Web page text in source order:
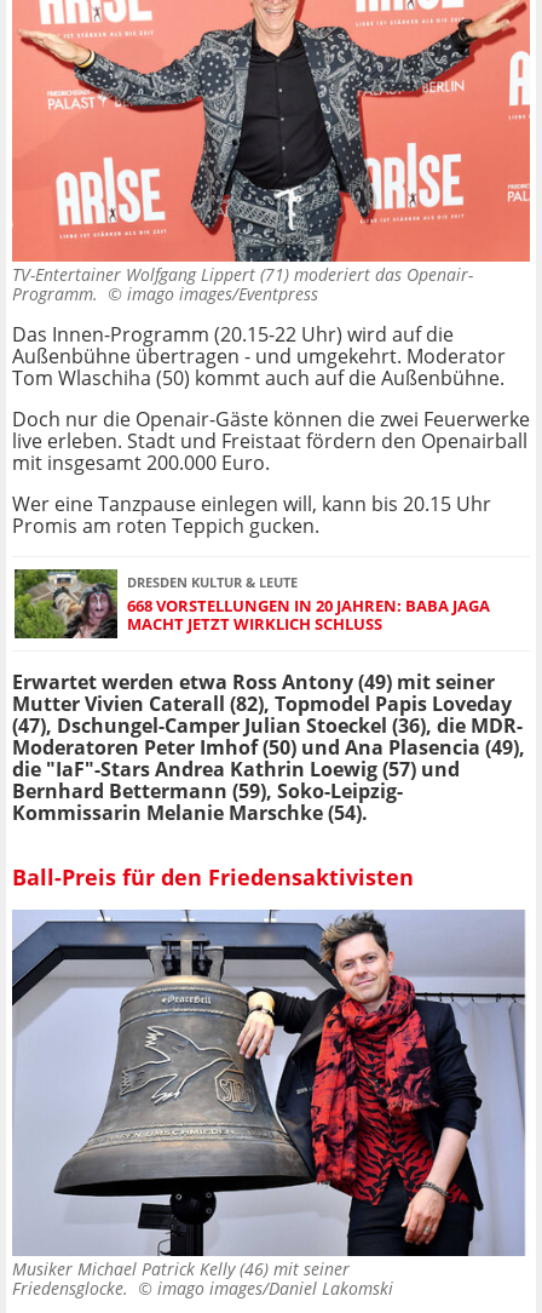
TV-Entertainer Wolfgang Lippert (71) moderiert das Openair-
Programm. © imago images/Eventpress
Das Innen-Programm (20.15-22 Uhr) wird auf die
Außenbühne übertragen - und umgekehrt. Moderator
Tom Wlaschiha (50) kommt auch auf die Außenbühne.
Doch nur die Openair-Gäste können die zwei Feuerwerke
live erleben. Stadt und Freistaat fördern den Openairball
mit insgesamt 200.000 Euro.
Wer eine Tanzpause einlegen will, kann bis 20.15 Uhr
Promis am roten Teppich gucken.
DRESDEN KULTUR & LEUTE
668 VORSTELLUNGEN IN 20 JAHREN: BABA JAGA
MACHT JETZT WIRKLICH SCHLUSS
Erwartet werden etwa Ross Antony (49) mit seiner
Mutter Vivien Caterall (82), Topmodel Papis Loveday
(47), Dschungel-Camper Julian Stoeckel (36), die MDR-
Moderatoren Peter Imhof (50) und Ana Plasencia (49),
die "IaF"-Stars Andrea Kathrin Loewig (57) und
Bernhard Bettermann (59), Soko-Leipzig-
Kommissarin Melanie Marschke (54).
Ball-Preis für den Friedensaktivisten
Musiker Michael Patrick Kelly (46) mit seiner
Friedensglocke. © imago images/Daniel Lakomski